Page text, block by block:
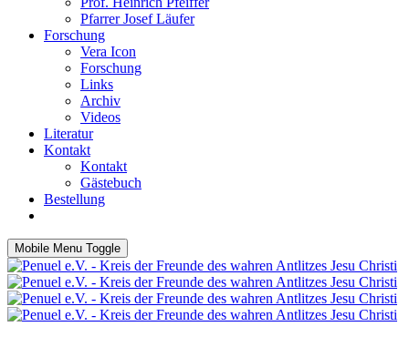
Pfarrer Josef Läufer
Forschung
Vera Icon
Forschung
Links
Archiv
Videos
Literatur
Kontakt
Kontakt
Gästebuch
Bestellung
Mobile Menu Toggle